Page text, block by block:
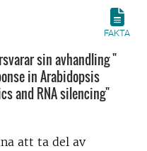
FAKTA
sin avhandling "
in Arabidopsis
and RNA silencing"
att ta del av